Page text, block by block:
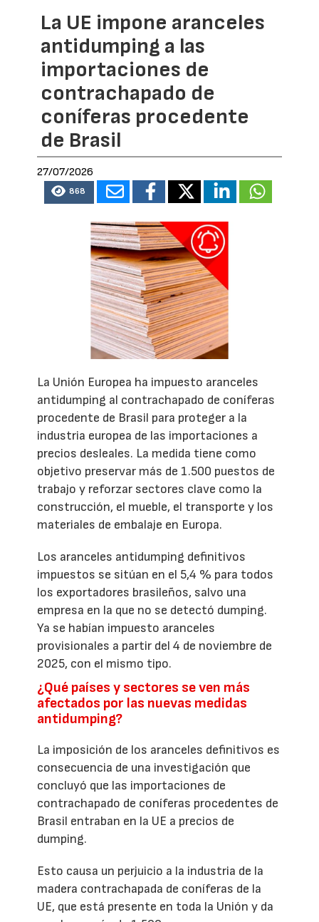
La UE impone aranceles
antidumping a las
importaciones de
contrachapado de
coníferas procedente
de Brasil
27/07/2026
868
La Unión Europea ha impuesto aranceles
antidumping al contrachapado de coníferas
procedente de Brasil para proteger a la
industria europea de las importaciones a
precios desleales. La medida tiene como
objetivo preservar más de 1.500 puestos de
trabajo y reforzar sectores clave como la
construcción, el mueble, el transporte y los
materiales de embalaje en Europa.
Los aranceles antidumping definitivos
impuestos se sitúan en el 5,4 % para todos
los exportadores brasileños, salvo una
empresa en la que no se detectó dumping.
Ya se habían impuesto aranceles
provisionales a partir del 4 de noviembre de
2025, con el mismo tipo.
¿Qué países y sectores se ven más
afectados por las nuevas medidas
antidumping?
La imposición de los aranceles definitivos es
consecuencia de una investigación que
concluyó que las importaciones de
contrachapado de coníferas procedentes de
Brasil entraban en la UE a precios de
dumping.
Esto causa un perjuicio a la industria de la
madera contrachapada de coníferas de la
UE, que está presente en toda la Unión y da